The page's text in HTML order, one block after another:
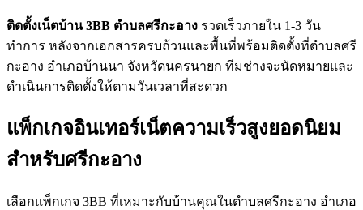
ติดตั้งเน็ตบ้าน 3BB ตำบลศรีกะอาง รวดเร็วภายใน 1-3 วัน
ทำการ หลังจากเอกสารครบถ้วนและพื้นที่พร้อมติดตั้งที่ตำบลศรี
กะอาง อำเภอบ้านนา จังหวัดนครนายก ทีมช่างจะนัดหมายและ
ดำเนินการติดตั้งให้ตามวันเวลาที่สะดวก
แพ็กเกจอินเทอร์เน็ตความเร็วสูงยอดนิยม
สำหรับศรีกะอาง
เลือกแพ็กเกจ 3BB ที่เหมาะกับบ้านคุณในตำบลศรีกะอาง อำเภอ